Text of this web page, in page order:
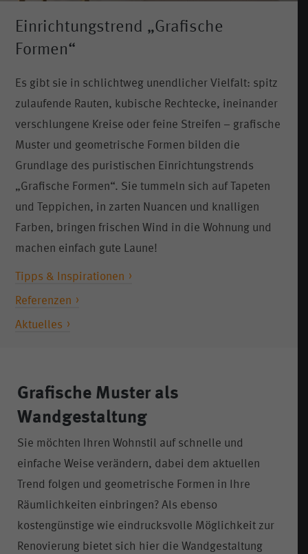
Einrichtungstrend „Grafische
Formen“
Es gibt sie in schlichtweg unendlicher Vielfalt: spitz
zulaufende Rauten, kubische Rechtecke, ineinander
verschlungene Kreise oder feine Streifen – grafische
Muster und geometrische Formen bilden die
Grundlage des puristischen Einrichtungstrends
„Grafische Formen“. Sie tummeln sich auf Tapeten
und Teppichen, in zarten Nuancen und knalligen
Farben, bringen frischen Wind in die Wohnung und
machen einfach gute Laune!
Tipps & Inspirationen
Referenzen
Aktuelles
Grafische Muster als
Wandgestaltung
Sie möchten Ihren Wohnstil auf schnelle und
einfache Weise verändern, dabei dem aktuellen
Trend folgen und geometrische Formen in Ihre
Räumlichkeiten einbringen? Als ebenso
kostengünstige wie eindrucksvolle Möglichkeit zur
Renovierung bietet sich hier die Wandgestaltung